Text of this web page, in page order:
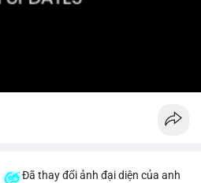
Đã thay đổi ảnh đại diện của anh